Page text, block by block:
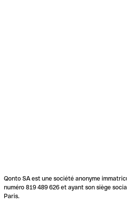
Qonto SA est une société anonyme
numéro 819 489 626 et ayant son siège
Paris.